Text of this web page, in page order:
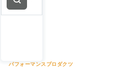
支払い
パフォーマンスプロダクツ